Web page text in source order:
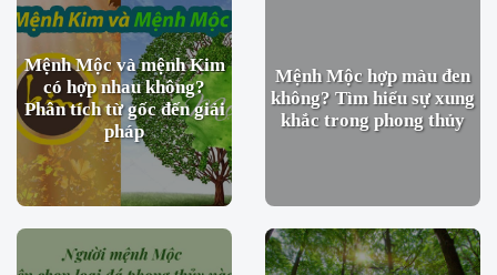
Mệnh Mộc và mệnh Kim
có hợp nhau không?
Phân tích từ gốc đến giải
pháp
Mệnh Mộc hợp màu đen
không? Tìm hiểu sự xung
khắc trong phong thủy